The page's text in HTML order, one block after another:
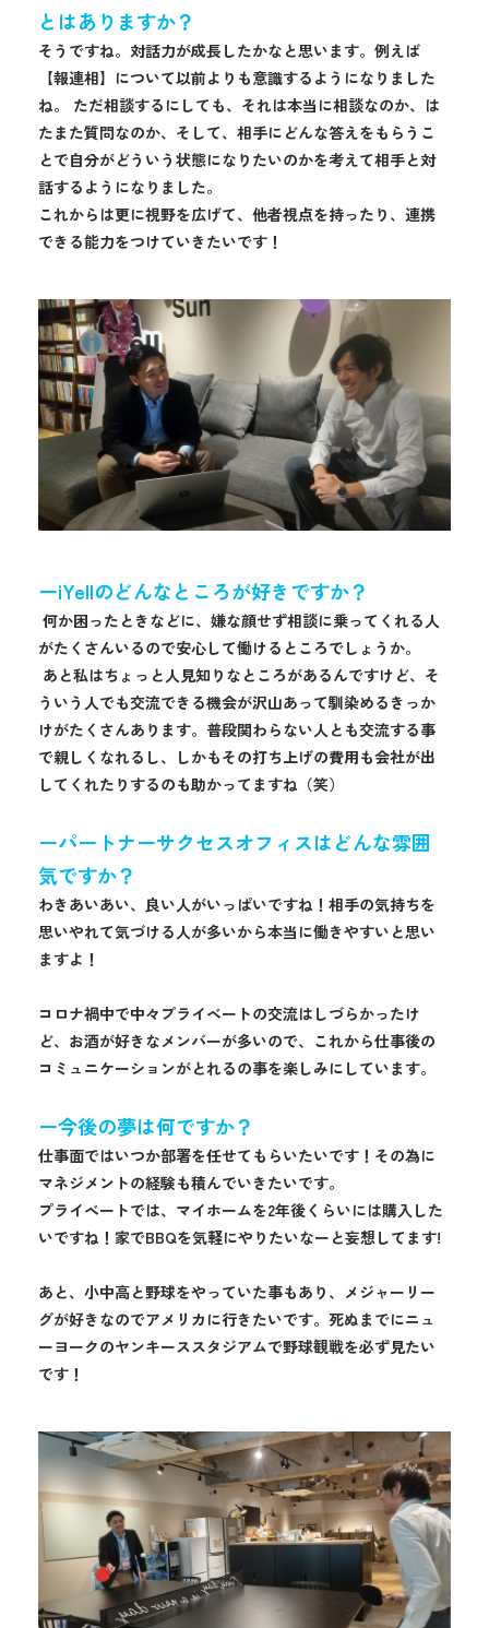
とはありますか？
そうですね。対話力が成長したかなと思います。例えば
【報連相】について以前よりも意識するようになりました
ね。 ただ相談するにしても、それは本当に相談なのか、は
たまた質問なのか、そして、相手にどんな答えをもらうこ
とで自分がどういう状態になりたいのかを考えて相手と対
話するようになりました。
これからは更に視野を広げて、他者視点を持ったり、連携
できる能力をつけていきたいです！
ーiYellのどんなところが好きですか？
何か困ったときなどに、嫌な顔せず相談に乗ってくれる人
がたくさんいるので安心して働けるところでしょうか。
あと私はちょっと人見知りなところがあるんですけど、そ
ういう人でも交流できる機会が沢山あって馴染めるきっか
けがたくさんあります。普段関わらない人とも交流する事
で親しくなれるし、しかもその打ち上げの費用も会社が出
してくれたりするのも助かってますね（笑）
ーパートナーサクセスオフィスはどんな雰囲
気ですか？
わきあいあい、良い人がいっぱいですね！相手の気持ちを
思いやれて気づける人が多いから本当に働きやすいと思い
ますよ！
コロナ禍中で中々プライベートの交流はしづらかったけ
ど、お酒が好きなメンバーが多いので、これから仕事後の
コミュニケーションがとれるの事を楽しみにしています。
ー今後の夢は何ですか？
仕事面ではいつか部署を任せてもらいたいです！その為に
マネジメントの経験も積んでいきたいです。
プライベートでは、マイホームを2年後くらいには購入した
いですね！家でBBQを気軽にやりたいなーと妄想してます!
あと、小中高と野球をやっていた事もあり、メジャーリー
グが好きなのでアメリカに行きたいです。死ぬまでにニュ
ーヨークのヤンキーススタジアムで野球観戦を必ず見たい
です！